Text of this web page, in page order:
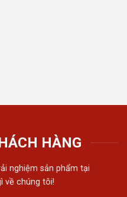
HÀNG
nghiệm sản phẩm tại
về chúng tôi!